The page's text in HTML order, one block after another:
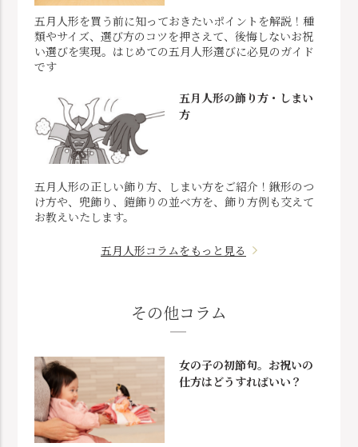
五月人形を買う前に知っておきたいポイントを解説！種
類やサイズ、選び方のコツを押さえて、後悔しないお祝
い選びを実現。はじめての五月人形選びに必見のガイド
です
五月人形の飾り方・しまい
方
五月人形の正しい飾り方、しまい方をご紹介！鍬形のつ
け方や、兜飾り、鎧飾りの並べ方を、飾り方例も交えて
お教えいたします。
五月人形コラムをもっと見る
その他コラム
女の子の初節句。お祝いの
仕方はどうすればいい？